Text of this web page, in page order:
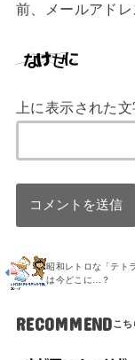
前、メールアドレ
上に表示された
昭和レトロな「テト
は今どこに…？
RECOMMEND